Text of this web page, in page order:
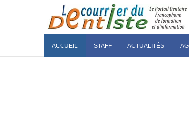
ACCUEIL STAFF ACTUALITÉS